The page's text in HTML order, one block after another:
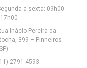
a sexta: 09h00
17h00
Inácio Pereira da
399 – Pinheiros
2791-4593